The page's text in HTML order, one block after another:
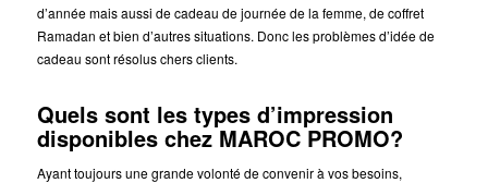
d’année mais aussi de cadeau de journée de la femme, de coffret
Ramadan et bien d’autres situations. Donc les problèmes d’idée de
cadeau sont résolus chers clients.
Quels sont les types d’impression
disponibles chez MAROC PROMO?
Ayant toujours une grande volonté de convenir à vos besoins,